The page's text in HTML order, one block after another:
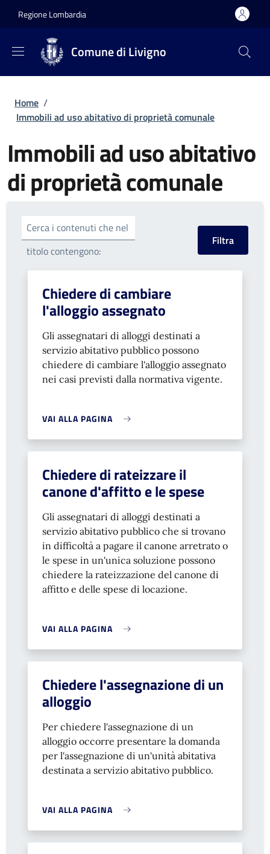
Regione Lombardia
Comune di Livigno
Briciole di pane
Home /
Immobili ad uso abitativo di proprietà comunale
Immobili ad uso abitativo
di proprietà comunale
Cerca i contenuti che nel
titolo contengono:
Chiedere di cambiare
l'alloggio assegnato
Gli assegnatari di alloggi destinati a
servizio abitativo pubblico possono
chiedere di cambiare l'alloggio assegnato
nei casi previsti dalla normativa vigente.
VAI ALLA PAGINA
Chiedere di rateizzare il
canone d'affitto e le spese
Gli assegnatari di alloggi destinati a
servizio abitativo pubblico che si trovano
in difficoltà a pagare il canone arretrato o
le spese in un'unica soluzione possono
chiedere la rateizzazione del canone di
affitto e delle spese di locazione.
VAI ALLA PAGINA
Chiedere l'assegnazione di un
alloggio
Per chiedere l'assegnazione di un
alloggio occorre presentare la domanda
per l'assegnazione di un'unità abitativa
destinata a servizio abitativo pubblico.
VAI ALLA PAGINA